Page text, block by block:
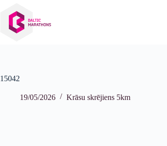
saturu
15042
19/05/2026 Krāsu skrējiens 5km